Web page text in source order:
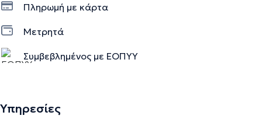
Πληρωμή με κάρτα
Μετρητά
Συμβεβλημένος με ΕΟΠΥΥ
Υπηρεσίες